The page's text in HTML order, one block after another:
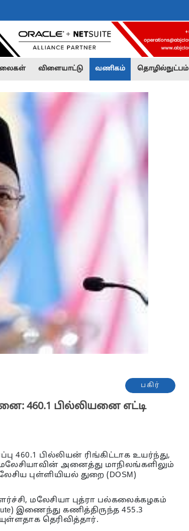
விளையாட்டு வணிகம் தொழில்நுட்பம்
பகிர்
460.1 பில்லியனை எட்டி
460.1 பில்லியன் ரிங்கிட்டாக உயர்ந்து,
மலேசியாவின் அனைத்து மாநிலங்களிலும்
புள்ளியியல் துறை (DOSM)
மலேசியா புத்ரா பல்கலைக்கழகம்
இணைந்து கணித்திருந்த 455.3
தெரிவித்தார்.